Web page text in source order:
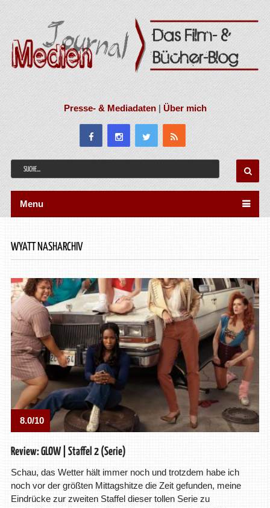
Presse- & Mediadaten|Über mich
Menu
WYATT NASHARCHIV
8.0/10
Review: GLOW | Staffel 2 (Serie)
Schau, das Wetter hält immer noch und trotzdem habe ich
noch vor der größten Mittagshitze die Zeit gefunden, meine
Eindrücke zur zweiten Staffel dieser tollen Serie zu